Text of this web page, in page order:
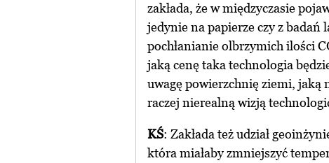
zakłada, że w międzyczasie
jedynie na papierze czy z
pochłanianie olbrzymich ilości
jaką cenę taka technologia
uwagę powierzchnię ziemi, jaką
raczej nierealną wizją
KŚ: Zakłada też udział
która miałaby zmniejszyć